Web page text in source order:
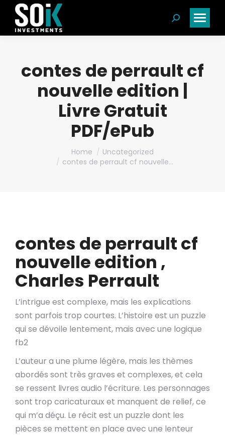
Search:
contes de perrault cf
nouvelle edition |
Livre Gratuit
PDF/ePub
Home
Uncategorized
contes de perrault cf nouvelle…
contes de perrault cf
nouvelle edition ,
Charles Perrault
L’intrigue est complexe, mais les explications
sont parfois trop courtes. L’histoire est un puzzle
qui se dévoile lentement, mais avec une logique
fb2
L’auteur a une plume légère, mais les thèmes
abordés sont très graves et complexes, et cela
se ressent livres audio l’écriture. Les personnages
sont trop caricaturaux et manquent de relief, ce
qui m’a déçu. Le récit est un puzzle dont les
pièces se mettent en place avec une lenteur